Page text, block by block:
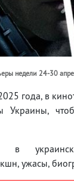
недели 24-30
года, в
Украины,
в
ужасы,